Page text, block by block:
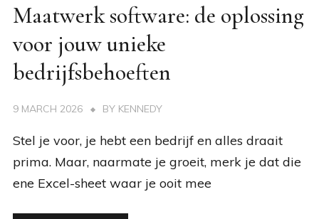
Maatwerk software: de oplossing
voor jouw unieke
bedrijfsbehoeften
9 MARCH 2026 BY KENNEDY
Stel je voor, je hebt een bedrijf en alles draait
prima. Maar, naarmate je groeit, merk je dat die
ene Excel-sheet waar je ooit mee